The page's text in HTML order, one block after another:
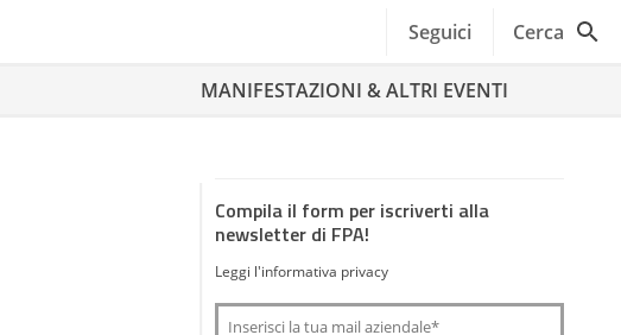
Seguici Cerca
MANIFESTAZIONI & ALTRI EVENTI
Compila il form per iscriverti alla
newsletter di FPA!
Leggi l'informativa privacy